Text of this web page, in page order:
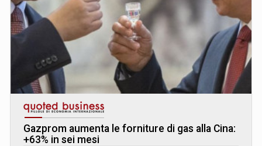
Gazprom aumenta le forniture di gas alla Cina:
+63% in sei mesi